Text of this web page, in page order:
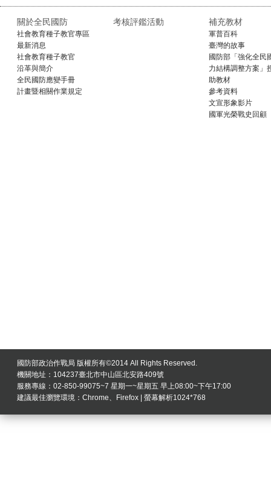
關於全民國防
社會教育種子教官專區
最新消息
社會教育種子教官
沿革與簡介
全民國防應變手冊
計畫暨相關作業規定
考核評鑑活動 補充教材
軍普百科
臺灣的故事
國防部「強化全民
力結構調整方案」
助教材
參考資料
文宣形象影片
國軍光榮戰史回顧
國防部政治作戰局 版權所有©2014 All Rights Reserved.
機關地址：104237臺北市中山區北安路409號
服務專線：02-850-99075~7 星期一~星期五 早上08:00~下午17:00
建議最佳瀏覽環境：Chrome、Firefox | 螢幕解析1024*768